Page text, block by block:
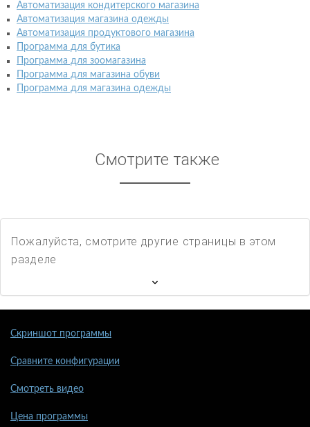
Автоматизация кондитерского магазина
Автоматизация магазина одежды
Автоматизация продуктового магазина
Программа для бутика
Программа для зоомагазина
Программа для магазина обуви
Программа для магазина одежды
Смотрите также
Пожалуйста, смотрите другие страницы в этом
разделе
Скриншот программы
Сравните конфигурации
Смотреть видео
Цена программы